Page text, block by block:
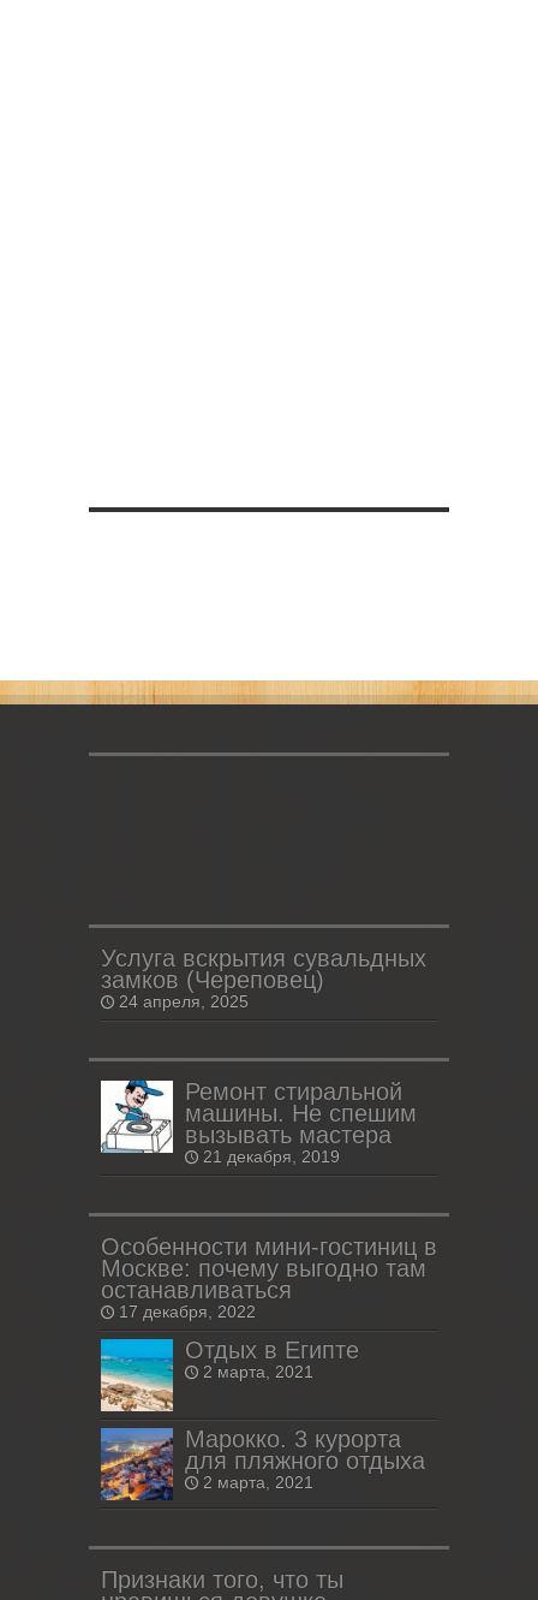
Услуга вскрытия сувальдных
замков (Череповец)
24 апреля, 2025
Ремонт стиральной
машины. Не спешим
вызывать мастера
21 декабря, 2019
Особенности мини-гостиниц в
Москве: почему выгодно там
останавливаться
17 декабря, 2022
Отдых в Египте
2 марта, 2021
Марокко. 3 курорта
для пляжного отдыха
2 марта, 2021
Признаки того, что ты